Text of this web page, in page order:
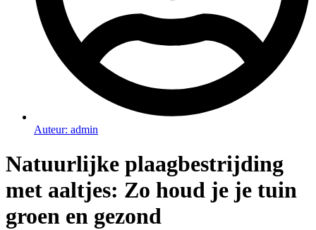
Auteur: admin
Natuurlijke plaagbestrijding
met aaltjes: Zo houd je je tuin
groen en gezond